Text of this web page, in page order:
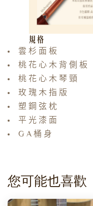
規格
雲杉面板
桃花心木背側板
桃花心木琴頸
玫瑰木指版
塑鋼弦枕
平光漆面
GA桶身
您可能也喜歡